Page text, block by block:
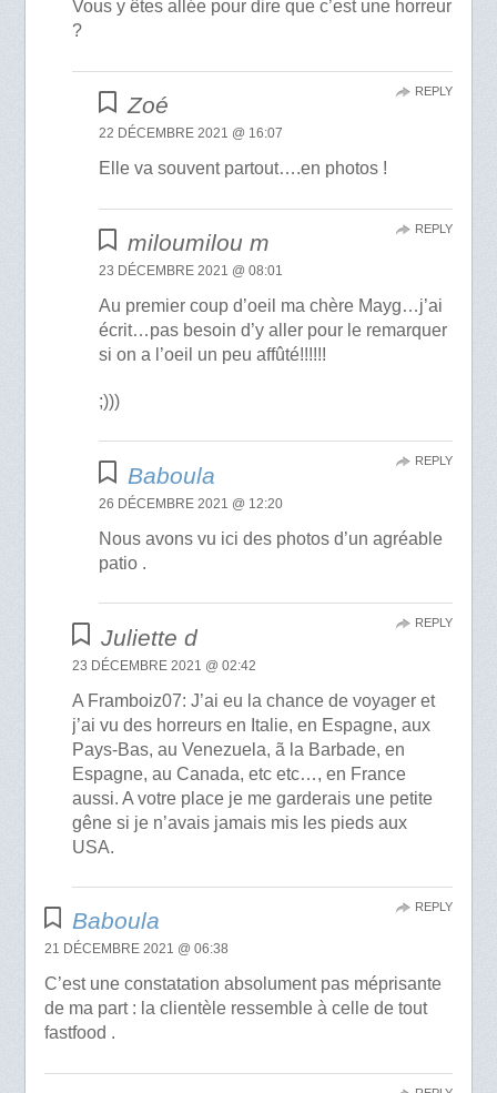
Vous y êtes allée pour dire que c’est une horreur
?
Zoé
22 DÉCEMBRE 2021 @ 16:07
Elle va souvent partout….en photos !
REPLY
miloumilou m
23 DÉCEMBRE 2021 @ 08:01
Au premier coup d’oeil ma chère Mayg…j’ai
écrit…pas besoin d’y aller pour le remarquer
si on a l’oeil un peu affûté!!!!!!
;)))
REPLY
Baboula
26 DÉCEMBRE 2021 @ 12:20
Nous avons vu ici des photos d’un agréable
patio .
REPLY
Juliette d
23 DÉCEMBRE 2021 @ 02:42
A Framboiz07: J’ai eu la chance de voyager et
j’ai vu des horreurs en Italie, en Espagne, aux
Pays-Bas, au Venezuela, ã la Barbade, en
Espagne, au Canada, etc etc…, en France
aussi. A votre place je me garderais une petite
gêne si je n’avais jamais mis les pieds aux
USA.
REPLY
Baboula
21 DÉCEMBRE 2021 @ 06:38
C’est une constatation absolument pas méprisante
de ma part : la clientèle ressemble à celle de tout
fastfood .
REPLY